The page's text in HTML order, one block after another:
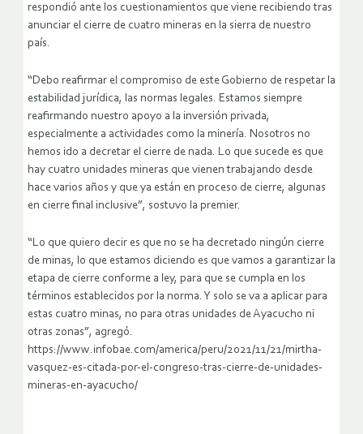
respondió ante los cuestionamientos que viene recibiendo tras
anunciar el cierre de cuatro mineras en la sierra de nuestro
país.
“Debo reafirmar el compromiso de este Gobierno de respetar la
estabilidad jurídica, las normas legales. Estamos siempre
reafirmando nuestro apoyo a la inversión privada,
especialmente a actividades como la minería. Nosotros no
hemos ido a decretar el cierre de nada. Lo que sucede es que
hay cuatro unidades mineras que vienen trabajando desde
hace varios años y que ya están en proceso de cierre, algunas
en cierre final inclusive”, sostuvo la premier.
“Lo que quiero decir es que no se ha decretado ningún cierre
de minas, lo que estamos diciendo es que vamos a garantizar la
etapa de cierre conforme a ley, para que se cumpla en los
términos establecidos por la norma. Y solo se va a aplicar para
estas cuatro minas, no para otras unidades de Ayacucho ni
otras zonas”, agregó.
https://www.infobae.com/america/peru/2021/11/21/mirtha-
vasquez-es-citada-por-el-congreso-tras-cierre-de-unidades-
mineras-en-ayacucho/